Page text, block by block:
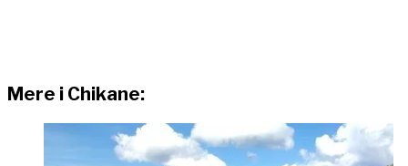
Mere i Chikane: